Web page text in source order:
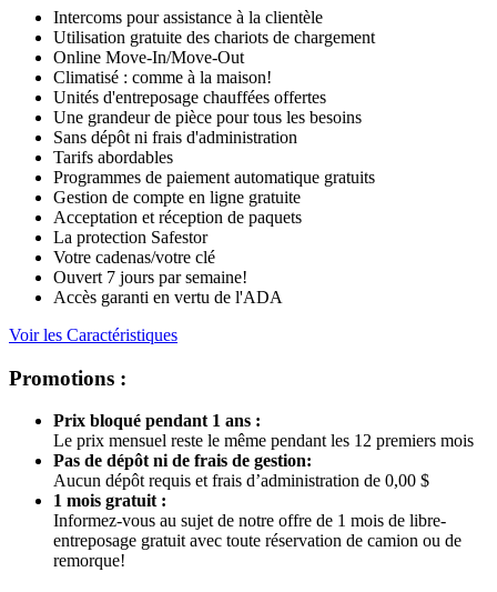
Intercoms pour assistance à la clientèle
Utilisation gratuite des chariots de chargement
Online Move-In/Move-Out
Climatisé : comme à la maison!
Unités d'entreposage chauffées offertes
Une grandeur de pièce pour tous les besoins
Sans dépôt ni frais d'administration
Tarifs abordables
Programmes de paiement automatique gratuits
Gestion de compte en ligne gratuite
Acceptation et réception de paquets
La protection Safestor
Votre cadenas/votre clé
Ouvert 7 jours par semaine!
Accès garanti en vertu de l'ADA
Voir les Caractéristiques
Promotions :
Prix bloqué pendant 1 ans :
Le prix mensuel reste le même pendant les 12 premiers mois
Pas de dépôt ni de frais de gestion:
Aucun dépôt requis et frais d’administration de 0,00 $
1 mois gratuit :
Informez-vous au sujet de notre offre de 1 mois de libre-
entreposage gratuit avec toute réservation de camion ou de
remorque!